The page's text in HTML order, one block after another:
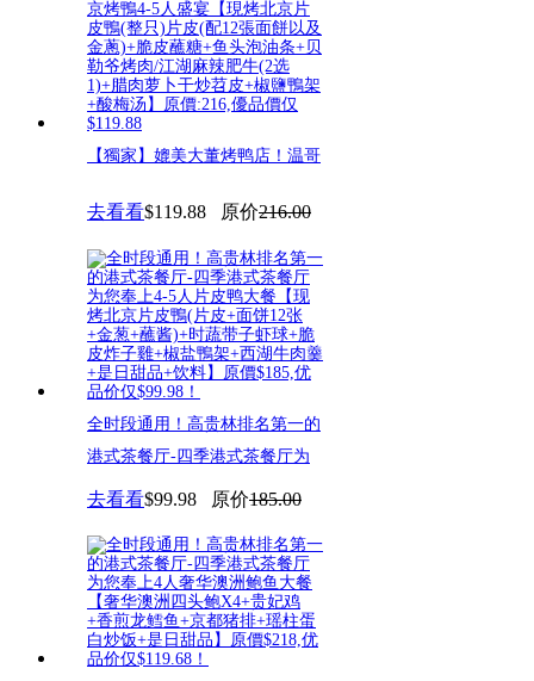
【獨家】媲美大董烤鸭店！温哥
烤
去看看$119.88 原价216.00
全时段通用！高贵林排名第一的
港式茶餐厅-四季港式茶餐厅为
您
去看看$99.98 原价185.00